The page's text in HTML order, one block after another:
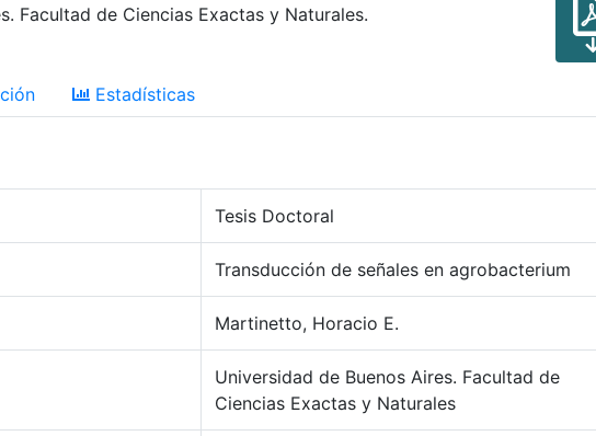
Facultad de Ciencias Exactas y Naturales.
Estadísticas
Tesis Doctoral
Transducción de señales en agrobacterium
Martinetto, Horacio E.
Universidad de Buenos Aires. Facultad de
Ciencias Exactas y Naturales